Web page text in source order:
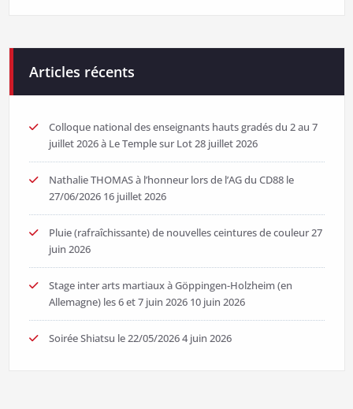
Articles récents
Colloque national des enseignants hauts gradés du 2 au 7
juillet 2026 à Le Temple sur Lot28 juillet 2026
Nathalie THOMAS à l’honneur lors de l’AG du CD88 le
27/06/2026 16 juillet 2026
Pluie (rafraîchissante) de nouvelles ceintures de couleur27
juin 2026
Stage inter arts martiaux à Göppingen-Holzheim (en
Allemagne) les 6 et 7 juin 2026 10 juin 2026
Soirée Shiatsu le 22/05/20264 juin 2026